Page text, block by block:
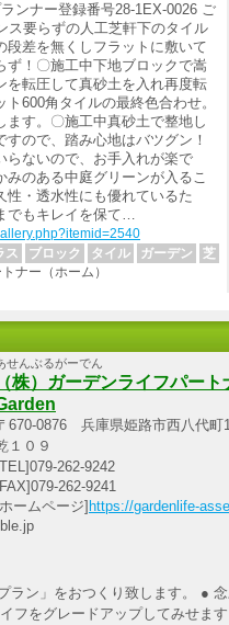
ンナー登録番号28-1EX-0026 ご
ス要らずの人工芝軒下のタイル
段差を無くしフラットに敷いて
ず！〇施工中下地ブロックで嵩
を転圧して真砂土を入れ再度転
600角タイルの最終色合わせ。
す。〇施工中真砂土で整地し
ので、踏み心地はバツグン！
らないので、お手入れが楽で
のある中庭グリーンが入るこ
性・透水性にも優れているた
でもキレイを保て…
ス ブロック タイル ガーデン
芝
ナー（ホーム）
せんぶるがーでん
（株）ガーデンライフパー
670-0876 兵庫県姫路市西八代町
１０９
262-9242
262-9241
ームページ] https://gardenlife-
ラン」をおつくり致します。 ●
フをグレードアップしてみせま